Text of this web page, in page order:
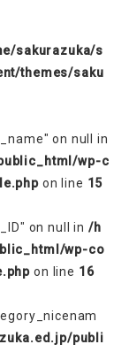
sakurazuka/s
themes/saku
on null in
wp-c
on line 15
on null in /h
wp-co
on line 16
publi